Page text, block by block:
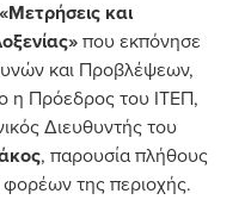
«Μετρήσεις και
που εκπόνησε
και Προβλέψεων,
η Πρόεδρος του ΙΤΕΠ,
Διευθυντής του
, παρουσία πλήθους
φορέων της περιοχής.